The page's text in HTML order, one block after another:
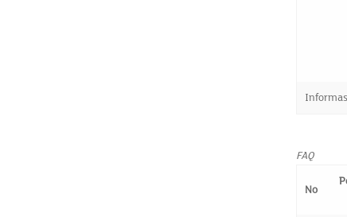
FAQ
No